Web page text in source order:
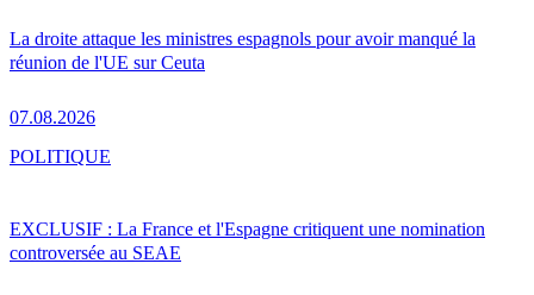
La droite attaque les ministres espagnols pour avoir manqué la
réunion de l'UE sur Ceuta
07.08.2026
EXCLUSIF : La France et l'Espagne critiquent une nomination
controversée au SEAE
POLITIQUE